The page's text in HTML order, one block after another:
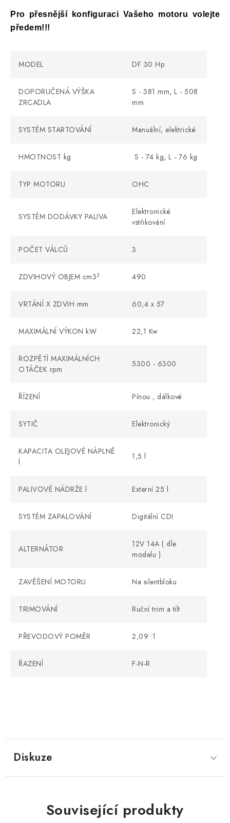
Pro přesnější konfiguraci Vašeho motoru volejte
předem!!!
MODEL DF 30 Hp
DOPORUČENÁ VÝŠKA
ZRCADLA
S - 381 mm, L - 508
mm
SYSTÉM STARTOVÁNÍ Manuální, elektrické
HMOTNOST kg S - 74 kg, L - 76 kg
TYP MOTORU OHC
SYSTÉM DODÁVKY PALIVA
Elektronické
vstřikování
POČET VÁLCŮ 3
ZDVIHOVÝ OBJEM cm33 490
VRTÁNÍ X ZDVIH mm 60,4 x 57
MAXIMÁLNÍ VÝKON kW 22,1 Kw
ROZPĚTÍ MAXIMÁLNÍCH
OTÁČEK rpm
5300 - 6300
ŘÍZENÍ Pínou , dálkové
SYTIČ Elektronický
KAPACITA OLEJOVÉ NÁPLNĚ
l
1,5 l
PALIVOVÉ NÁDRŽE l Externí 25 l
SYSTÉM ZAPALOVÁNÍ Digitální CDI
ALTERNÁTOR
12V 14A ( dle
modelu )
ZAVĚŠENÍ MOTORU Na silentbloku
TRIMOVÁNÍ Ruční trim a tilt
PŘEVODOVÝ POMĚR 2,09 :1
ŘAZENÍ F-N-R
Diskuze
Související produkty